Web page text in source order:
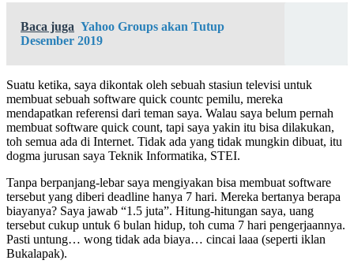
Baca juga Yahoo Groups akan Tutup
Desember 2019
Suatu ketika, saya dikontak oleh sebuah stasiun televisi untuk
membuat sebuah software quick countc pemilu, mereka
mendapatkan referensi dari teman saya. Walau saya belum pernah
membuat software quick count, tapi saya yakin itu bisa dilakukan,
toh semua ada di Internet. Tidak ada yang tidak mungkin dibuat, itu
dogma jurusan saya Teknik Informatika, STEI.
Tanpa berpanjang-lebar saya mengiyakan bisa membuat software
tersebut yang diberi deadline hanya 7 hari. Mereka bertanya berapa
biayanya? Saya jawab “1.5 juta”. Hitung-hitungan saya, uang
tersebut cukup untuk 6 bulan hidup, toh cuma 7 hari pengerjaannya.
Pasti untung… wong tidak ada biaya… cincai laaa (seperti iklan
Bukalapak).